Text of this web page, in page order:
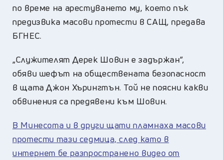
по време на арестуването му, което пък
предизвика масови протести в САЩ, предава
БГНЕС.
„Служителят Дерек Шовин е задържан”,
обяви шефът на обществената безопасност
в щата Джон Хърингтън. Той не поясни какви
обвинения са предявени към Шовин.
В Минесота и в други щати пламнаха масови
протести тази седмица, след като в
интернет бе разпространено видео от